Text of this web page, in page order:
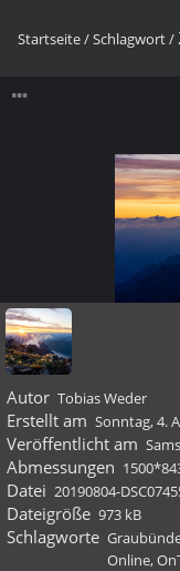
Startseite/Schlagwort/
Autor Tobias Weder
Erstellt am Sonntag, 4.
Veröffentlicht am
Abmessungen
Datei 20190804-
Dateigröße 973 kB
Schlagworte
Online,